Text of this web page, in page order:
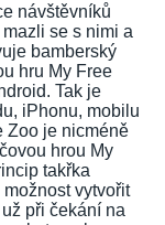
návštěvníků
se s nimi a
bamberský
hru My Free
Tak je
iPhonu, mobilu
Zoo je nicméně
hrou My
takřka
vytvořit
při čekání na